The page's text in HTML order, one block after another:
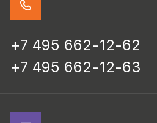
+7 495 662-12-62
+7 495 662-12-63